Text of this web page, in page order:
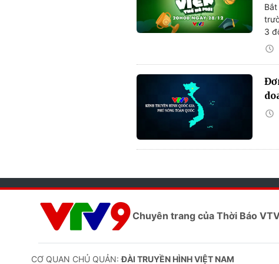
3
Chuyên trang của Thời Báo
CƠ QUAN CHỦ QUẢN:ĐÀI TRUYỀN HÌNH VIỆT NAM